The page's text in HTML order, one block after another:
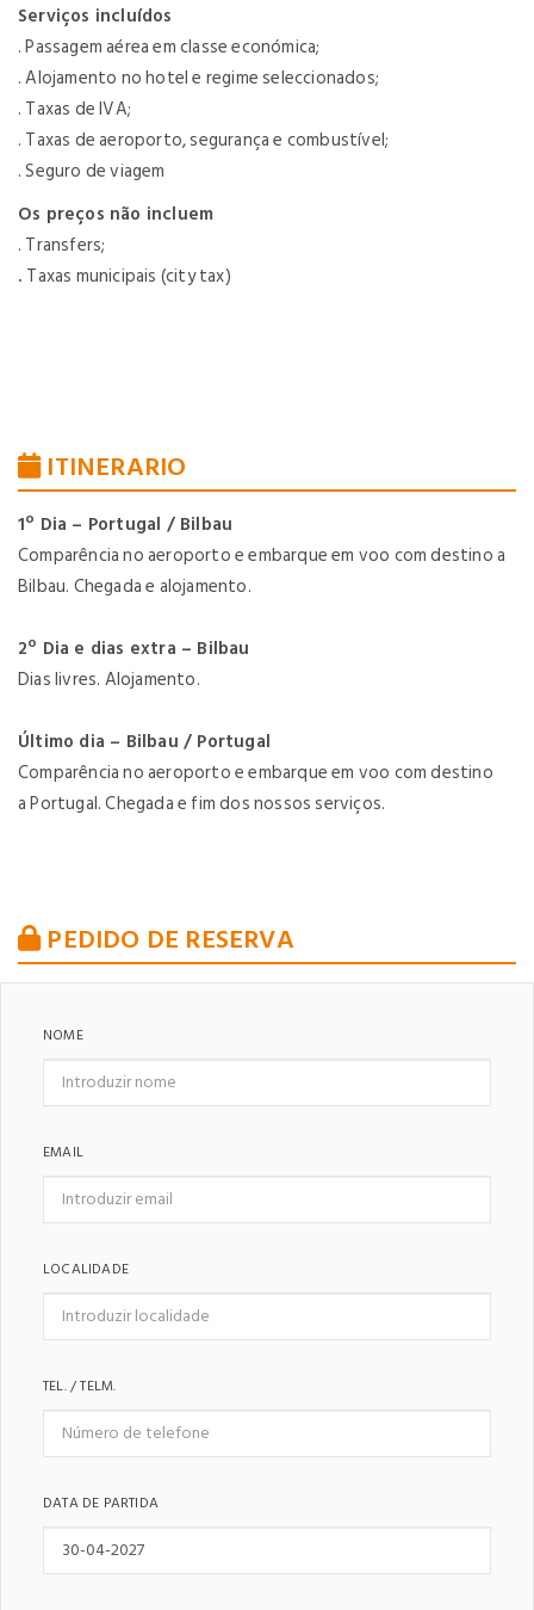
Serviços incluídos
. Passagem aérea em classe económica;
. Alojamento no hotel e regime seleccionados;
. Taxas de IVA;
. Taxas de aeroporto, segurança e combustível;
. Seguro de viagem
Os preços não incluem
. Transfers;
. Taxas municipais (city tax)
ITINERARIO
1º Dia – Portugal / Bilbau
Comparência no aeroporto e embarque em voo com destino a
Bilbau. Chegada e alojamento.
2º Dia e dias extra – Bilbau
Dias livres. Alojamento.
Último dia – Bilbau / Portugal
Comparência no aeroporto e embarque em voo com destino
a Portugal. Chegada e fim dos nossos serviços.
PEDIDO DE RESERVA
NOME
EMAIL
LOCALIDADE
TEL. / TELM.
DATA DE PARTIDA